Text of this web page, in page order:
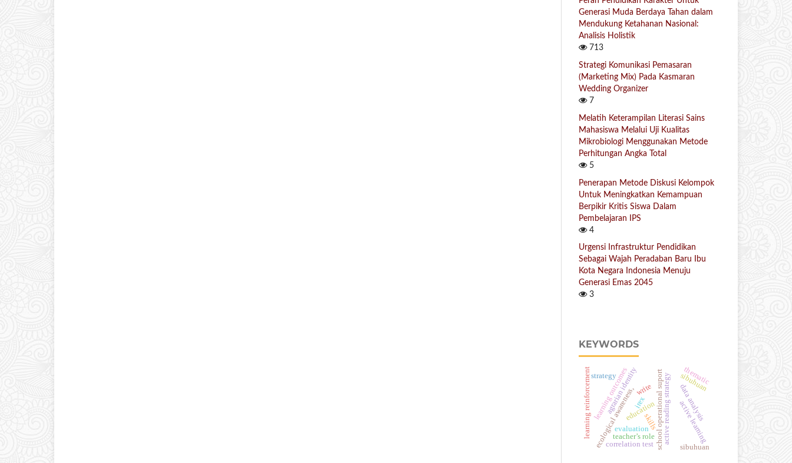
Generasi Muda Berdaya Tahan dalam
Mendukung Ketahanan Nasional:
Analisis Holistik
713
Strategi Komunikasi Pemasaran
(Marketing Mix) Pada Kasmaran
Wedding Organizer
7
Melatih Keterampilan Literasi Sains
Mahasiswa Melalui Uji Kualitas
Mikrobiologi Menggunakan Metode
Perhitungan Angka Total
5
Penerapan Metode Diskusi Kelompok
Untuk Meningkatkan Kemampuan
Berpikir Kritis Siswa Dalam
Pembelajaran IPS
4
Urgensi Infrastruktur Pendidikan
Sebagai Wajah Peradaban Baru Ibu
Kota Negara Indonesia Menuju
Generasi Emas 2045
3
KEYWORDS
evaluation school operational suport
education
ecological awareness,
agrarian identity
correlation test
data analysis
active learning
sibuhuan
sibuhuan
learning outcomes
teacher’s role
learning reinforcement thematic
strategy
irex
skills
write active reading strategy